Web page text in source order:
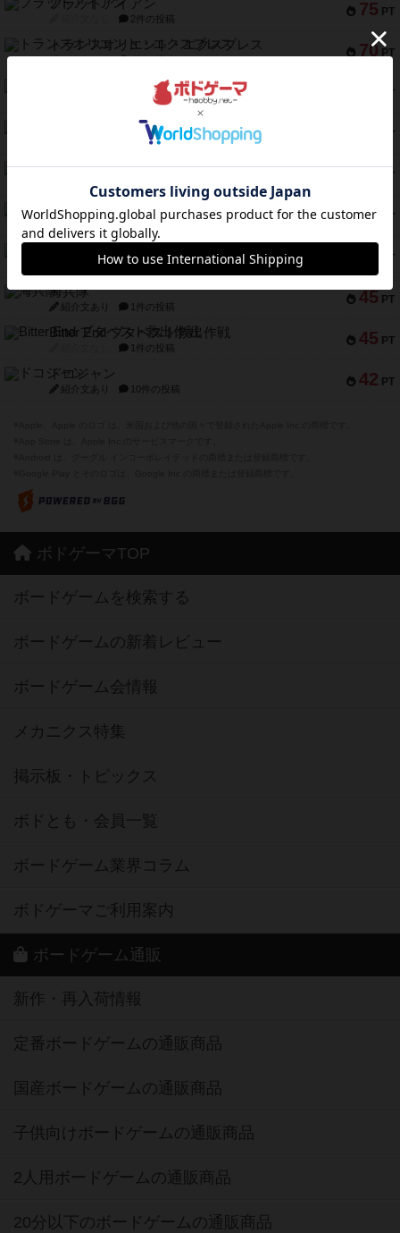
75 PT
フラットアイアン
2件の投稿
70 PT
トランスオリエント・エクスプレス
紹介文なし 1件の投稿
PT
アンブッシュ！：ムーブアウト！
1件の投稿
PT
キャプテン・フリップ：イスラ・ボンバ
2件の投稿
46 PT
ガルフストライク
45 PT
エコーズ・オブ・タイム
紹介文なし 8件の投稿
PT
紹介文あり 12件の投稿
45 PT
海兵隊
紹介文あり 1件の投稿
45 PT
Bitter End ブタペスト救出作戦
1件の投稿
42 PT
ドコジャン
紹介文あり 10件の投稿
ボドゲーマTOP
ボードゲームを検索する
ボードゲームの新着レビュー
ボードゲーム会情報
メカニクス特集
掲示板・トピックス
ボドとも・会員一覧
ボードゲーム業界コラム
ボドゲーマご利用案内
ボードゲーム通販
新作・再入荷情報
定番ボードゲームの通販商品
国産ボードゲームの通販商品
子供向けボードゲームの通販商品
2人用ボードゲームの通販商品
20分以下のボードゲームの通販商品